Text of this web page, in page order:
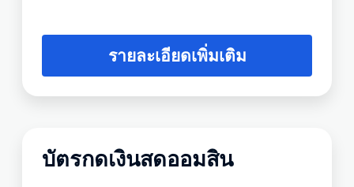
รายละเอียดเพิ่มเติม
บัตรกดเงินสดออมสิน